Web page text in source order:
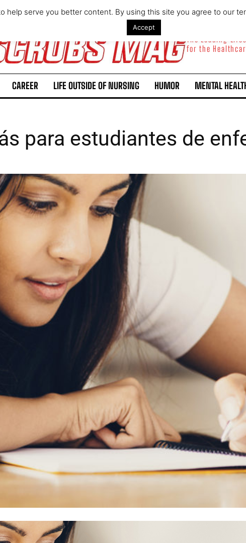
The Leading
for the
CAREER LIFE OUTSIDE OF NURSING HUMOR MENTAL
para estudiantes de
help serve you better content. By using this site you agree to our
Accept